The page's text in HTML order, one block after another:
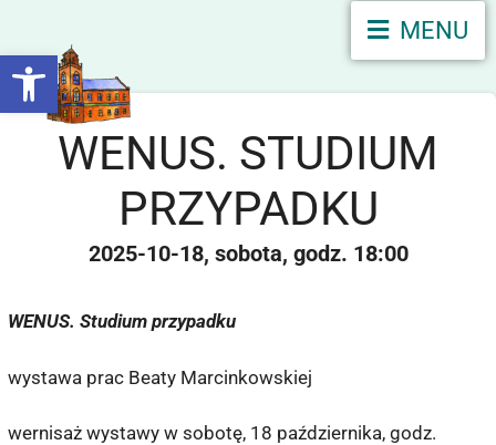
Otwórz pasek narzędzi
MENU
WENUS. STUDIUM
PRZYPADKU
2025-10-18 sobota 18:00
WENUS. Studium przypadku
wystawa prac Beaty Marcinkowskiej
wernisaż wystawy w sobotę, 18 października, godz.